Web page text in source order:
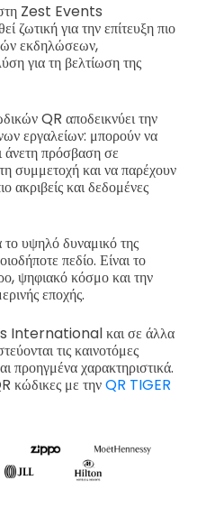
Zest Events
για την επίτευξη πιο
εκδηλώσεων,
για τη βελτίωση της
QR αποδεικνύει την
εργαλείων: μπορούν να
άνετη πρόσβαση σε
συμμετοχή και να παρέχουν
ακριβείς και δεδομένες
το υψηλό δυναμικό της
πεδίο. Είναι το
ψηφιακό κόσμο και την
εποχής.
International και σε άλλα
τις καινοτόμες
προηγμένα χαρακτηριστικά.
κώδικες με τηνQR TIGER